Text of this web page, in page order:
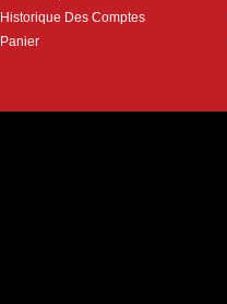
Historique Des Comptes
Panier